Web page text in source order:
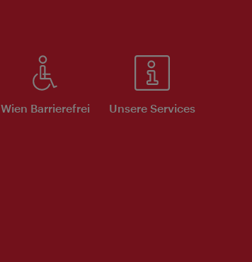
Wien Barrierefrei Unsere Services